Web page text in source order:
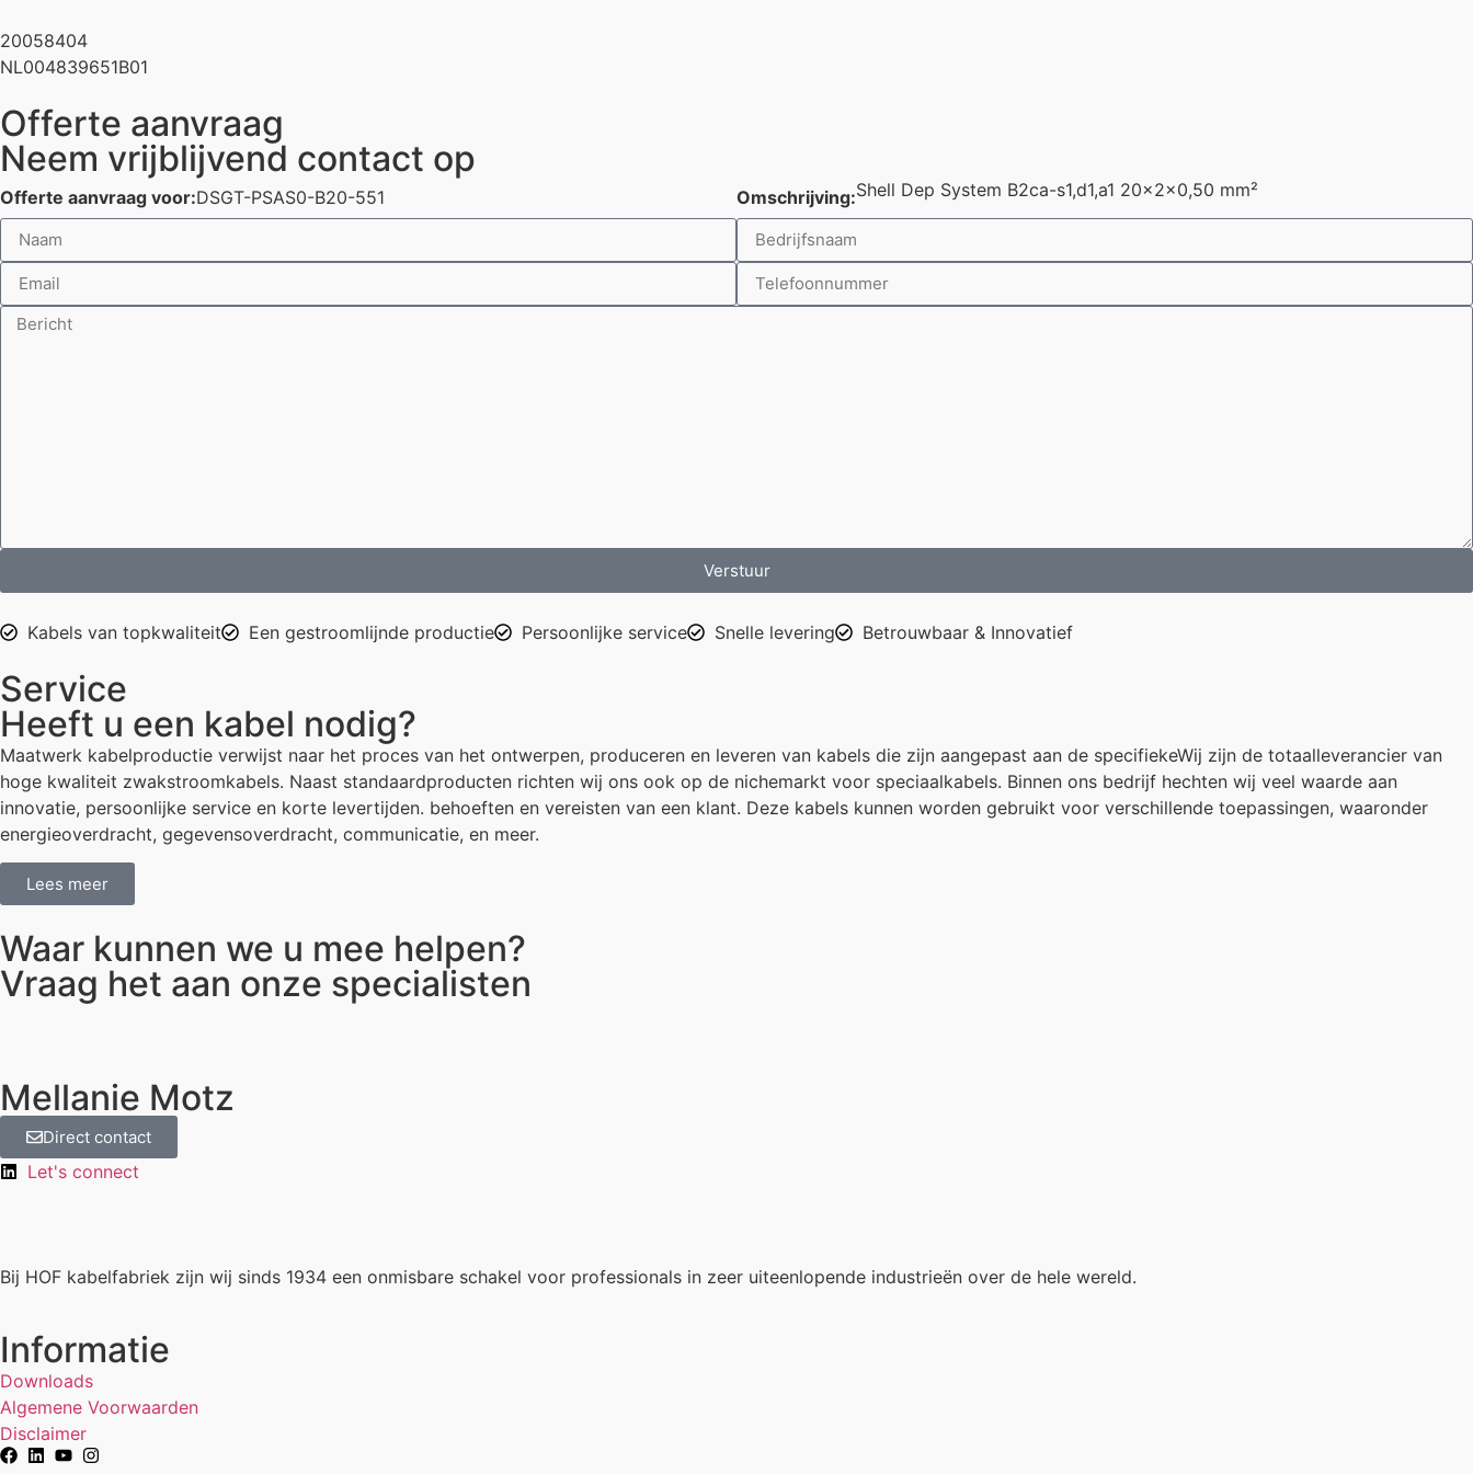
20058404
NL004839651B01
Offerte aanvraag
Neem vrijblijvend contact op
Offerte aanvraag voor:DSGT-PSAS0-B20-551 Omschrijving:Shell Dep System B2ca-s1,d1,a1 20x2x0,50 mm²
Verstuur
Kabels van topkwaliteit Een gestroomlijnde productie Persoonlijke service Snelle levering Betrouwbaar & Innovatief
Service
Heeft u een kabel nodig?
Maatwerk kabelproductie verwijst naar het proces van het ontwerpen, produceren en leveren van kabels die zijn aangepast aan de specifiekeWij zijn de totaalleverancier van
hoge kwaliteit zwakstroomkabels. Naast standaardproducten richten wij ons ook op de nichemarkt voor speciaalkabels. Binnen ons bedrijf hechten wij veel waarde aan
innovatie, persoonlijke service en korte levertijden. behoeften en vereisten van een klant. Deze kabels kunnen worden gebruikt voor verschillende toepassingen, waaronder
energieoverdracht, gegevensoverdracht, communicatie, en meer.
Lees meer
Waar kunnen we u mee helpen?
Vraag het aan onze specialisten
Mellanie Motz
Direct contact
Let's connect
Bij HOF kabelfabriek zijn wij sinds 1934 een onmisbare schakel voor professionals in zeer uiteenlopende industrieën over de hele wereld.
Informatie
Downloads
Algemene Voorwaarden
Disclaimer